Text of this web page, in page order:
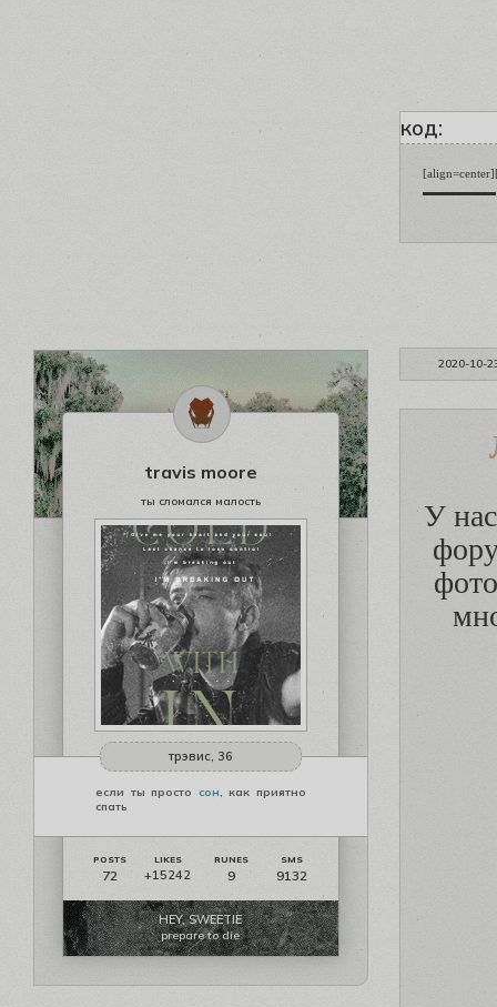
код:
▬▬▬▬▬▬
2020-10-
travis moore
ты сломался малость
трэвис, 36
если ты просто сон, как приятно
спать
72 +15242 9 9132
HEY, SWEETIE
prepare to die
У